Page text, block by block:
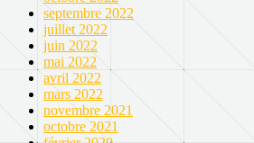
septembre 2022
juillet 2022
juin 2022
mai 2022
avril 2022
mars 2022
novembre 2021
octobre 2021